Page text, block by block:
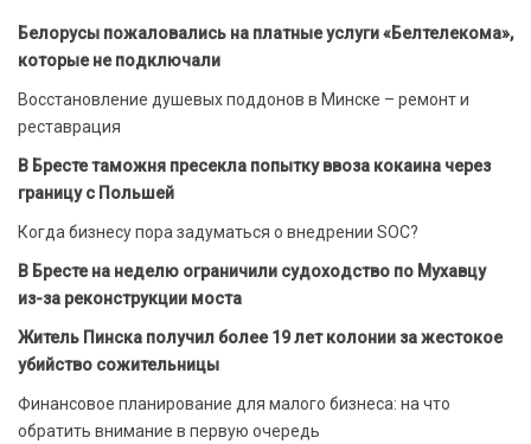
Белорусы пожаловались на платные услуги «Белтелекома»,
которые не подключали
Восстановление душевых поддонов в Минске – ремонт и
реставрация
В Бресте таможня пресекла попытку ввоза кокаина через
границу с Польшей
Когда бизнесу пора задуматься о внедрении SOC?
В Бресте на неделю ограничили судоходство по Мухавцу
из-за реконструкции моста
Житель Пинска получил более 19 лет колонии за жестокое
убийство сожительницы
Финансовое планирование для малого бизнеса: на что
обратить внимание в первую очередь